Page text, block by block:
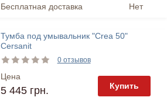
Бесплатная доставка Нет
Тумба под умывальник "Crea 50"
Cersanit
0 отзывов
Цена
5 445 грн. Купить